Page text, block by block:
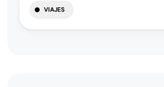
VIAJES